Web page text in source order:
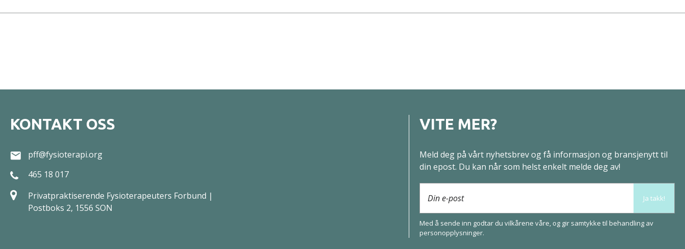
KONTAKT OSS
pff@fysioterapi.org
465 18 017
Privatpraktiserende Fysioterapeuters Forbund |
Postboks 2, 1556 SON
VITE MER?
Meld deg på vårt nyhetsbrev og få informasjon og bransjenytt til
din epost. Du kan når som helst enkelt melde deg av!
Din e-post Ja takk!
Med å sende inn godtar du vilkårene våre, og gir samtykke til behandling av
person­opplysninger.